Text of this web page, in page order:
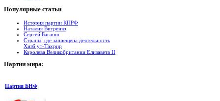
Популярные cтатьи
История партии КПРФ
Наталия Витренко
Сергей Багапш
Страны, где запрещена деятельность
Хизб ут-Тахрир
Королева Великобритании Елизавета II
Партии мира:
Партия БНФ